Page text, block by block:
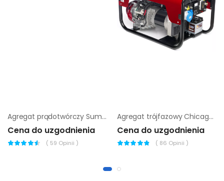
Agregat prądotwórczy Sumera Motor SMG-60LD
Cena do uzgodnienia
( 59 Opinii )
Agregat trójfazowy Chicago Pneumatic CPPG 14A |
Cena do uzgodnienia
( 86 Opinii )